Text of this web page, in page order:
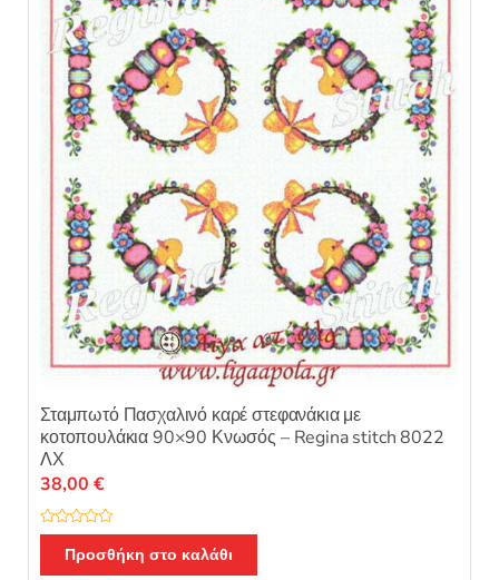
Σταμπωτό Πασχαλινό καρέ στεφανάκια με
κοτοπουλάκια 90×90 Κνωσός – Regina stitch 8022
ΛΧ
Β
μ
38,00 €
Προσθήκη στο καλάθι